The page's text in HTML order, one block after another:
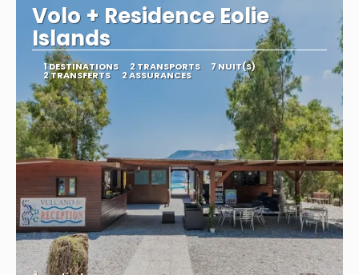
Volo + Residence Eolie
Islands
1 DESTINATIONS 2 TRANSPORTS 7 NUIT(S)
2 TRANSFERTS 2 ASSURANCES